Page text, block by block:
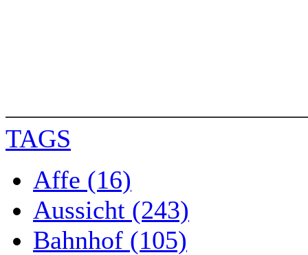
TAGS
Affe (16)
Aussicht (243)
Bahnhof (105)